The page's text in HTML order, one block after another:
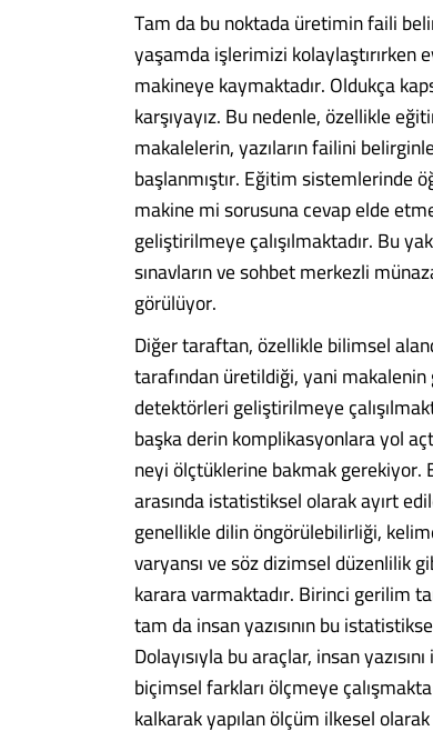
Tam da bu noktada üretimin faili
yaşamda işlerimizi
makineye kaymaktadır. Oldukça
karşıyayız. Bu nedenle, özellikle
makalelerin, yazıların failini
başlanmıştır. Eğitim sistemlerinde
makine mi sorusuna cevap elde
geliştirilmeye çalışılmaktadır. Bu
sınavların ve sohbet merkezli
görülüyor.
Diğer taraftan, özellikle bilimsel
tarafından üretildiği, yani makalenin
detektörleri geliştirilmeye
başka derin komplikasyonlara yol
neyi ölçtüklerine bakmak gerekiyor.
arasında istatistiksel olarak ayırt
genellikle dilin öngörülebilirliği,
varyansı ve söz dizimsel düzenlilik
karara varmaktadır. Birinci gerilim
tam da insan yazısının bu
Dolayısıyla bu araçlar, insan
biçimsel farkları ölçmeye
kalkarak yapılan ölçüm ilkesel